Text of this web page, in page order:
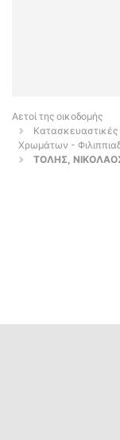
Αετοί της οικοδομής
Κατασκευαστικές
Χρωμάτων -
ΤΟΛΗΣ,